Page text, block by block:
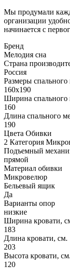
Мы продумали
организации
начинается с
Бренд
Мелодия сна
Страна
Россия
Размеры
160х190
Ширина спального
160
Длина спального
190
Цвета Обивки
2 Категория
Подъемный
прямой
Материал обивки
Микровелюр
Бельевый ящик
Да
Варианты опор
низкие
Ширина кровати,
183
Длина кровати, см.
203
Высота кровати, см.
120